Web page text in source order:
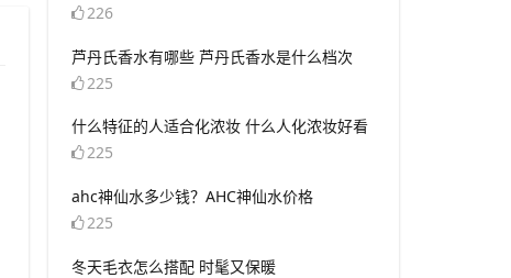
226
​芦丹氏香水有哪些 芦丹氏香水是什么档次
225
​什么特征的人适合化浓妆 什么人化浓妆好看
225
​ahc神仙水多少钱？AHC神仙水价格
225
​冬天毛衣怎么搭配 时髦又保暖